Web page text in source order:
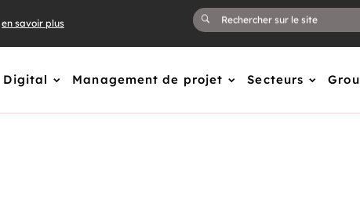
en savoir plus
Digital Management de projet Secteurs